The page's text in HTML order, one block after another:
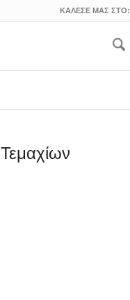
ΚΑΛΕΣΕ ΜΑΣ ΣΤΟ: